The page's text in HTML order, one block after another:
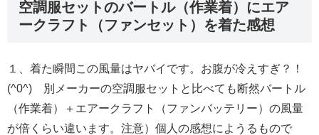
空調服セットのバートル（作業着）にエア
ークラフト（ファンセット）を着た感想
１、着た瞬間この風量はヤバイです。お腹が冷えすぎ？！
(^0^) 別メーカーの空調服セットと比べても断然バートル
（作業着）＋エアークラフト（ファンバッテリー）の風量
が倍くらい違います。注意）個人の感想にようるもので